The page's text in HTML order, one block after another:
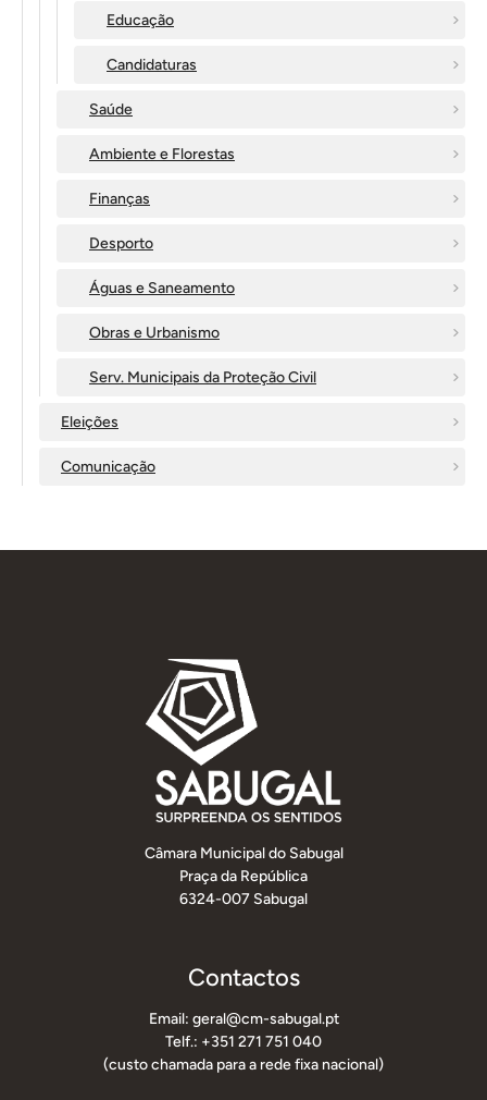
Educação
Candidaturas
Saúde
Ambiente e Florestas
Finanças
Desporto
Águas e Saneamento
Obras e Urbanismo
Serv. Municipais da Proteção Civil
Eleições
Comunicação
Câmara Municipal do Sabugal
Praça da República
6324-007 Sabugal
Contactos
Email: geral@cm-sabugal.pt
Telf.: +351 271 751 040
(custo chamada para a rede fixa nacional)